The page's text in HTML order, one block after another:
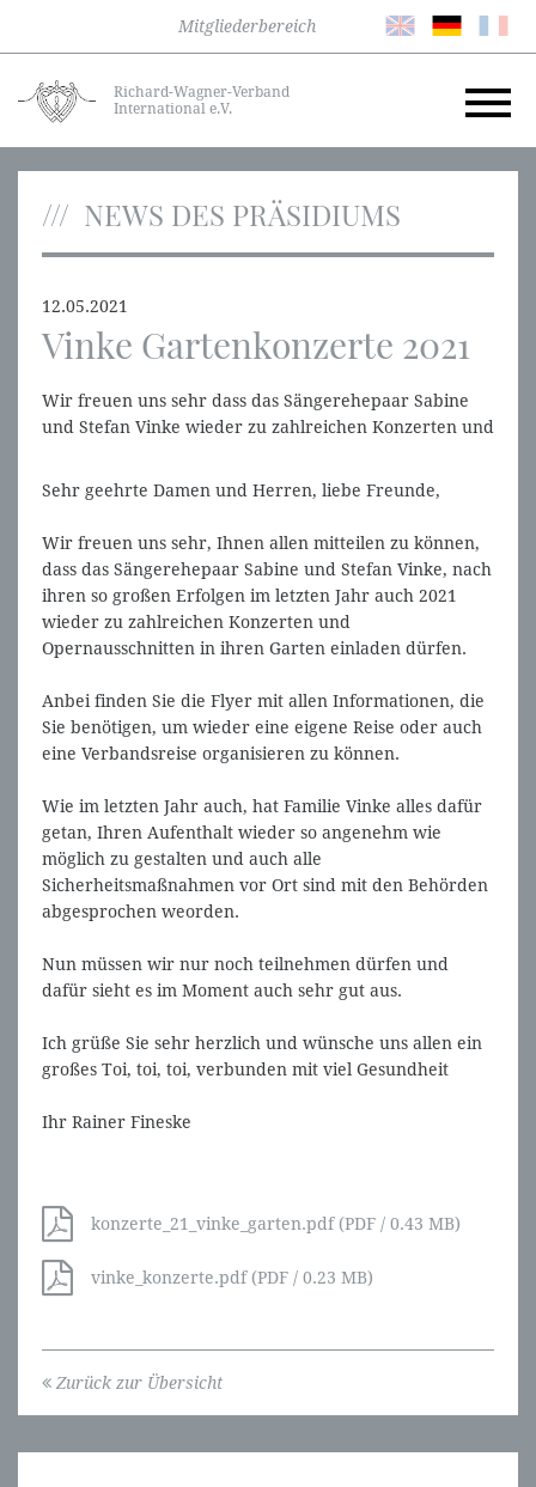
Mitgliederbereich
Richard-Wagner-Verband
International e.V.
NEWS DES PRÄSIDIUMS
12.05.2021
Vinke Gartenkonzerte 2021
Wir freuen uns sehr dass das Sängerehepaar Sabine
und Stefan Vinke wieder zu zahlreichen Konzerten und
Sehr geehrte Damen und Herren, liebe Freunde,
Wir freuen uns sehr, Ihnen allen mitteilen zu können,
dass das Sängerehepaar Sabine und Stefan Vinke, nach
ihren so großen Erfolgen im letzten Jahr auch 2021
wieder zu zahlreichen Konzerten und
Opernausschnitten in ihren Garten einladen dürfen.
Anbei finden Sie die Flyer mit allen Informationen, die
Sie benötigen, um wieder eine eigene Reise oder auch
eine Verbandsreise organisieren zu können.
Wie im letzten Jahr auch, hat Familie Vinke alles dafür
getan, Ihren Aufenthalt wieder so angenehm wie
möglich zu gestalten und auch alle
Sicherheitsmaßnahmen vor Ort sind mit den Behörden
abgesprochen weorden.
Nun müssen wir nur noch teilnehmen dürfen und
dafür sieht es im Moment auch sehr gut aus.
Ich grüße Sie sehr herzlich und wünsche uns allen ein
großes Toi, toi, toi, verbunden mit viel Gesundheit
Ihr Rainer Fineske
konzerte_21_vinke_garten.pdf (PDF / 0.43 MB)
vinke_konzerte.pdf (PDF / 0.23 MB)
Zurück zur Übersicht